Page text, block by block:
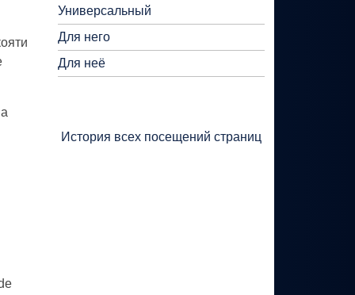
Универсальный
Для него
Для неё
История всех посещений страниц